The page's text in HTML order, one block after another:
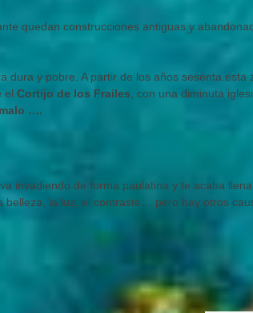
quedan construcciones antiguas y
y pobre. A partir de los años sesenta
el Cortijo de los Frailes , con una diminuta
….
invadiendo de forma paulatina y te acaba
la luz, el contraste… pero hay otros